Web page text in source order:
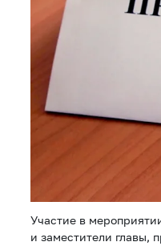
Участие в
и заместители главы,